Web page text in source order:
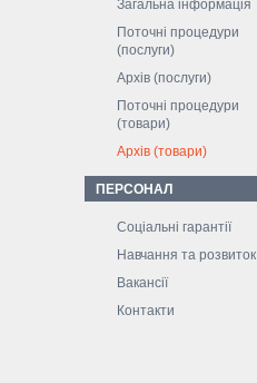
Загальна інформація
Поточні процедури
(послуги)
Архів (послуги)
Поточні процедури
(товари)
Архів (товари)
ПЕРСОНАЛ
Соціальні гарантії
Навчання та розвиток
Вакансії
Контакти